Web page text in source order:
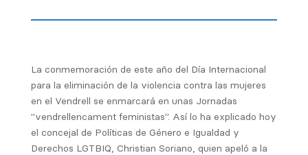
La conmemoración de este año del Día Internacional
para la eliminación de la violencia contra las mujeres
en el Vendrell se enmarcará en unas Jornadas
"vendrellencament feministas". Así lo ha explicado hoy
el concejal de Políticas de Género e Igualdad y
Derechos LGTBIQ, Christian Soriano, quien apeló a la